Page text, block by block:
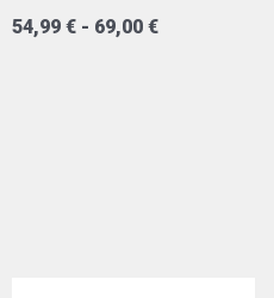
54,99 € - 69,00 €